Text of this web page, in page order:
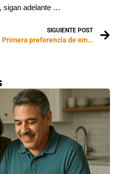
sigan adelante …
SIGUIENTE POST
Primera preferencia de empleo basada en la inmigración: Visas EB-1 para extranjeros de habilidad extraordinaria